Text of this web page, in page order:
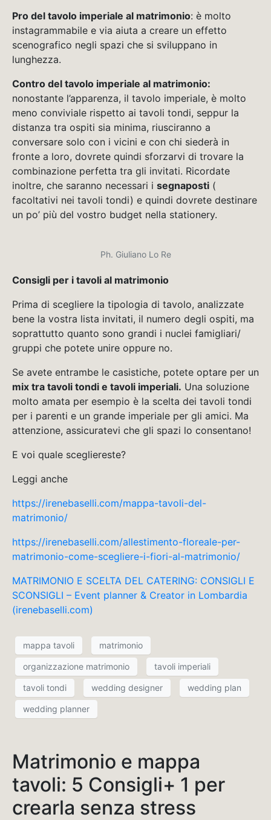
Pro del tavolo imperiale al matrimonio: è molto
instagrammabile e via aiuta a creare un effetto
scenografico negli spazi che si sviluppano in
lunghezza.
Contro del tavolo imperiale al matrimonio:
nonostante l’apparenza, il tavolo imperiale, è molto
meno conviviale rispetto ai tavoli tondi, seppur la
distanza tra ospiti sia minima, riusciranno a
conversare solo con i vicini e con chi siederà in
fronte a loro, dovrete quindi sforzarvi di trovare la
combinazione perfetta tra gli invitati. Ricordate
inoltre, che saranno necessari i segnaposti (
facoltativi nei tavoli tondi) e quindi dovrete destinare
un po’ più del vostro budget nella stationery.
Ph. Giuliano Lo Re
Consigli per i tavoli al matrimonio
Prima di scegliere la tipologia di tavolo, analizzate
bene la vostra lista invitati, il numero degli ospiti, ma
soprattutto quanto sono grandi i nuclei famigliari/
gruppi che potete unire oppure no.
Se avete entrambe le casistiche, potete optare per un
mix tra tavoli tondi e tavoli imperiali. Una soluzione
molto amata per esempio è la scelta dei tavoli tondi
per i parenti e un grande imperiale per gli amici. Ma
attenzione, assicuratevi che gli spazi lo consentano!
E voi quale scegliereste?
Leggi anche
https://irenebaselli.com/mappa-tavoli-del-
matrimonio/
https://irenebaselli.com/allestimento-floreale-per-
matrimonio-come-scegliere-i-fiori-al-matrimonio/
MATRIMONIO E SCELTA DEL CATERING: CONSIGLI E
SCONSIGLI – Event planner & Creator in Lombardia
(irenebaselli.com)
mappa tavoli matrimonio
organizzazione matrimonio tavoli imperiali
tavoli tondi wedding designer wedding plan
wedding planner
Matrimonio e mappa
tavoli: 5 Consigli+ 1 per
crearla senza stress